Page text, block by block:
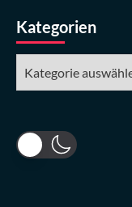
Kategorien